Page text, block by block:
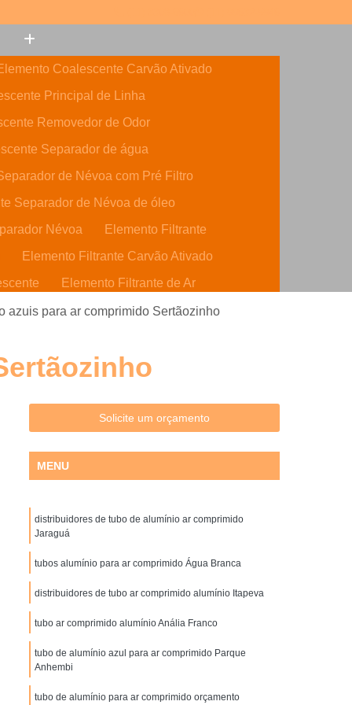
Coalescente Carvão Ativado
Principal de Linha
Removedor de Odor
Separador de água
de Névoa com Pré Filtro
Separador de Névoa de óleo
Névoa
Elemento Filtrante
Elemento Filtrante Carvão Ativado
Elemento Filtrante de Ar
Ativado
Elemento Filtrante de óleo
Distribuidores de Filtros Hidráulicos
Hidráulico de Sucção
Filtro Hidráulico Parker
Filtros Hidráulicos Industriais
Filtro Coalescente de Ar Comprimido
Filtro Coalescente para Ar Comprimido
de Ar Coalescente
Gerador de Nitrogênio para Indústrias
Gerador de Nitrogênio Parker
de Rede de Ar Comprimido
azuis para ar comprimido Sertãozinho
Solicite um orçamento
MENU
distribuidores de tubo de alumínio ar comprimido
Jaraguá
tubos alumínio para ar comprimido Água Branca
distribuidores de tubo ar comprimido alumínio Itapeva
tubo ar comprimido alumínio Anália Franco
tubo de alumínio azul para ar comprimido Parque
Anhembi
tubo de alumínio para ar comprimido orçamento